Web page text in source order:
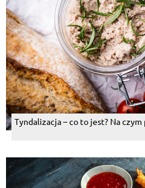
Tyndalizacja – co to jest? Na czym